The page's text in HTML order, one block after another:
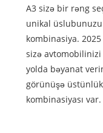
A3 sizə bir rəng
unikal
kombinasiya.
sizə avtomobilinizi
yolda bəyanat
görünüşə
kombinasiyası var.